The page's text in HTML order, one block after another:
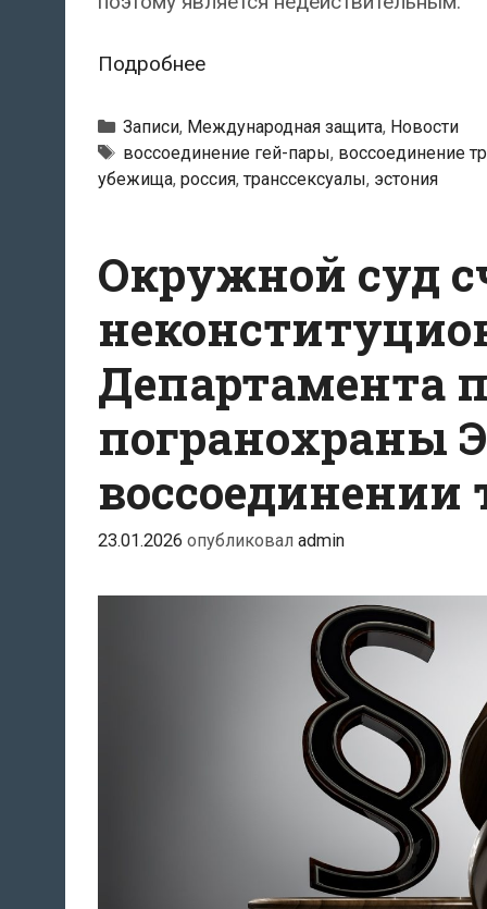
ПодробнееГосударственный
Эстонии
встал
на
пар:
партнёр
убежища
должен
считаться
членом
семьи
Рубрики
Записи, Международная защита, Новости
Тэги
воссоединение гей-пары, воссоединение
убежища, россия,транссексуалы, эстония
Окружной суд
Департамента
погранохраны
23.01.2026 опубликовал admin